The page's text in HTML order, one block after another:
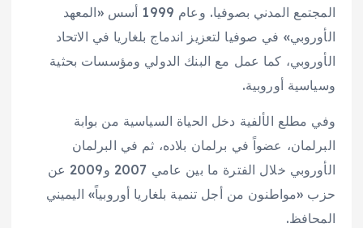
المجتمع المدني بصوفيا. وعام 1999 أسس «المعهد
الأوروبي» في صوفيا لتعزيز اندماج بلغاريا في الاتحاد
الأوروبي، كما عمل مع البنك الدولي ومؤسسات بحثية
وسياسية أوروبية.
وفي مطلع الألفية دخل الحياة السياسية من بوابة
البرلمان، عضواً في برلمان بلاده، ثم في البرلمان
الأوروبي خلال الفترة ما بين عامي 2007 و2009 عن
حزب «مواطنون من أجل تنمية بلغاريا أوروبياً» اليميني
المحافظ.